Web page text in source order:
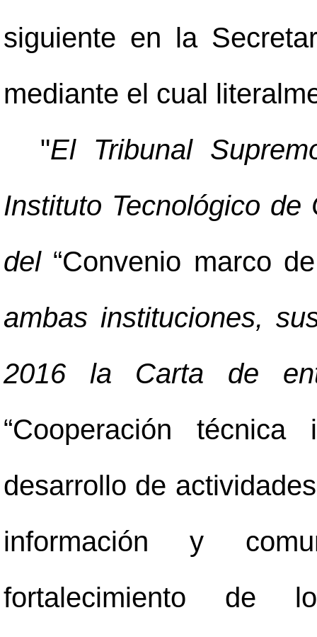
siguiente en la
mediante el cual
"El Tribunal
Instituto Tecnológico
del “Convenio marco
ambas instituciones,
2016 la Carta de
“Cooperación
desarrollo de
información y
fortalecimiento de